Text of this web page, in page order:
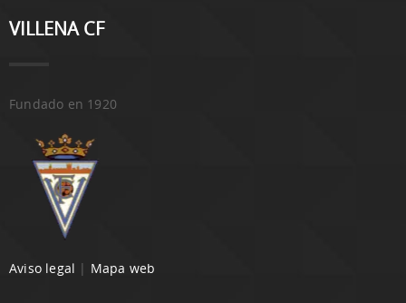
VILLENA CF
Fundado en 1920
Aviso legal | Mapa web